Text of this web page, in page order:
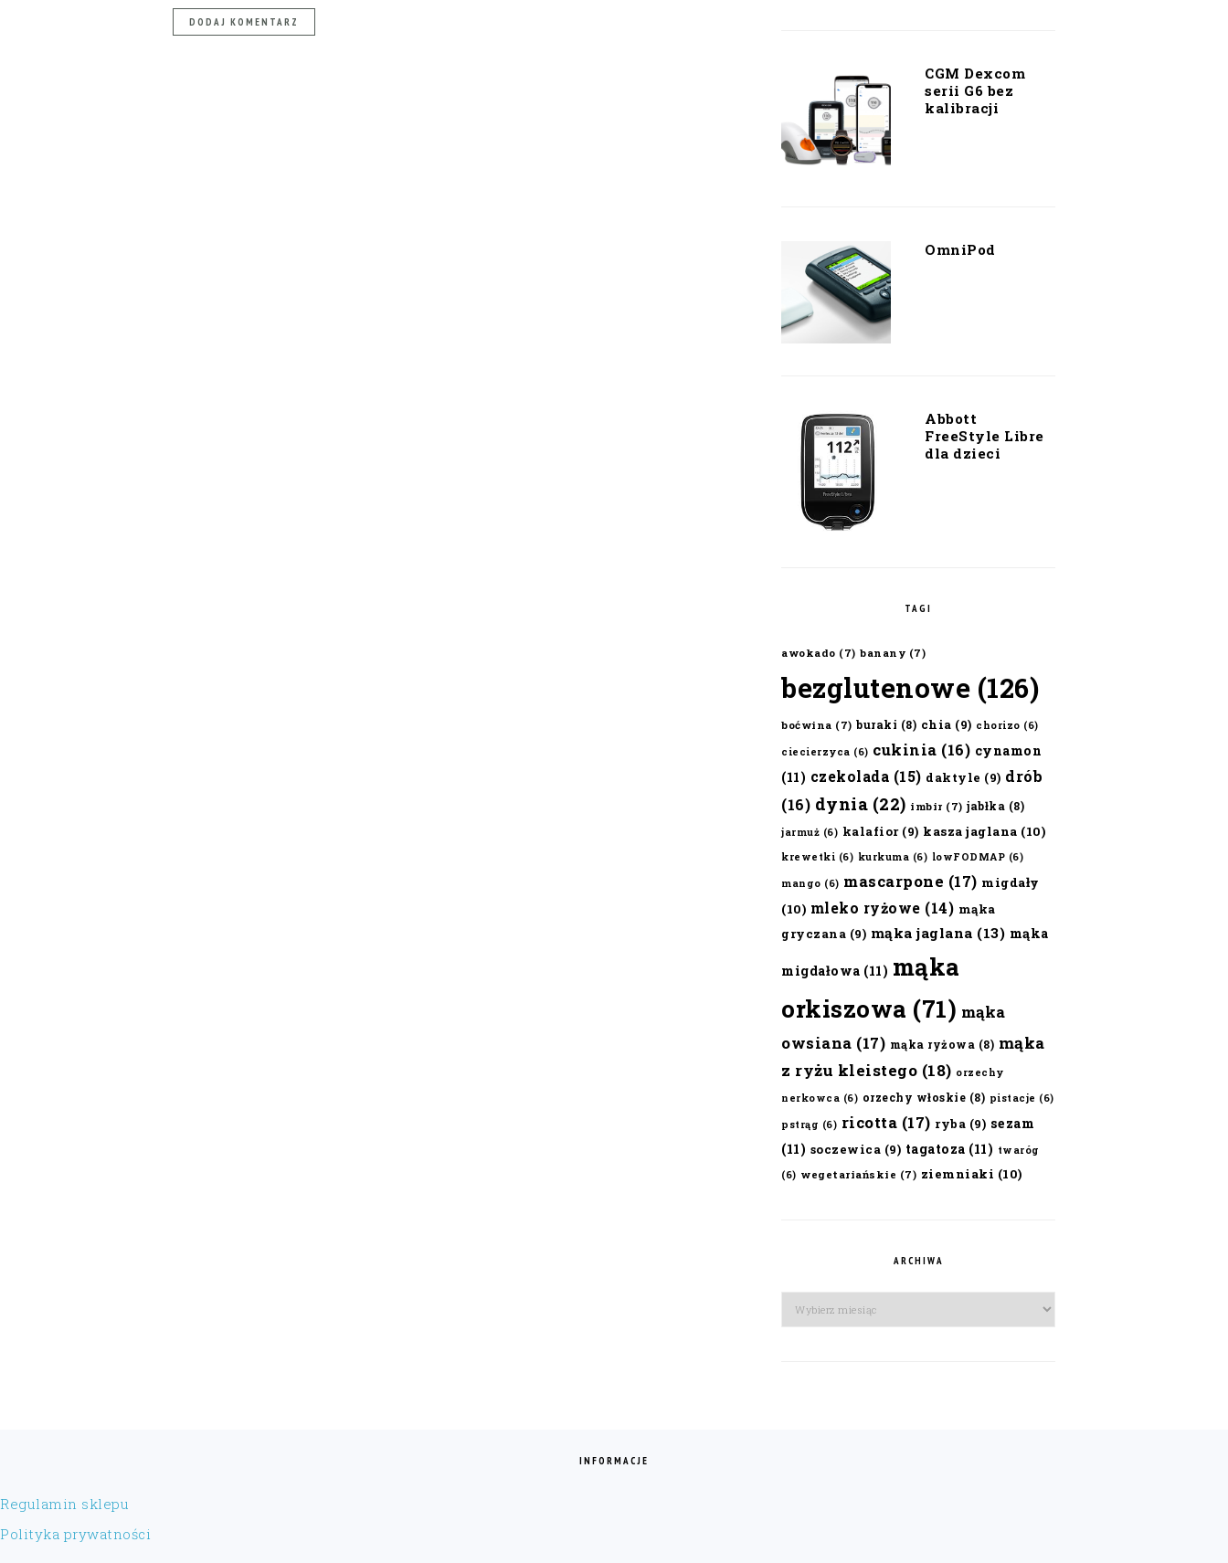
CGM Dexcom
serii G6 bez
kalibracji
OmniPod
Abbott
FreeStyle Libre
dla dzieci
TAGI
awokado (7) banany (7)
bezglutenowe (126)
boćwina (7) buraki (8) chia (9) chorizo (6)
ciecierzyca (6) cukinia (16) cynamon
(11) czekolada (15) daktyle (9) drób
(16) dynia (22) imbir (7) jabłka (8)
jarmuż (6) kalafior(9) kasza jaglana (10)
krewetki (6) kurkuma (6) lowFODMAP (6)
mango (6) mascarpone (17) migdały
(10) mleko ryżowe (14) mąka
gryczana (9) mąka jaglana (13) mąka
migdałowa (11) mąka
orkiszowa (71) mąka
owsiana (17) mąka ryżowa (8) mąka
z ryżu kleistego (18) orzechy
nerkowca (6) orzechy włoskie (8) pistacje (6)
pstrąg (6) ricotta (17) ryba (9) sezam
(11) soczewica (9) tagatoza (11) twaróg
(6) wegetariańskie (7) ziemniaki (10)
ARCHIWA
Archiwa
INFORMACJE
Regulamin sklepu
Polityka prywatności